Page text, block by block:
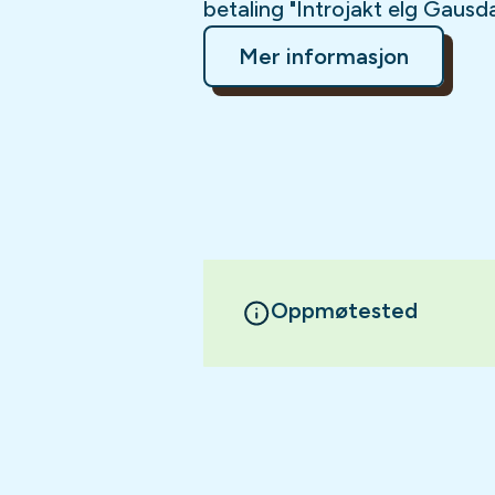
betaling "Introjakt elg
Mer informasjon
Oppmøtested